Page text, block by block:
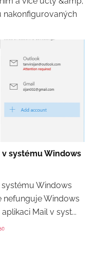
nakonfigurovaných
systému Windows
Windows
nefunguje Windows
Mail v syst...